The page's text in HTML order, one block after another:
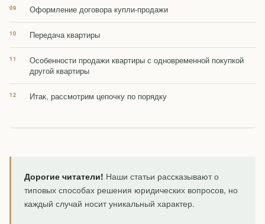
Оформление договора купли-продажи
Передача квартиры
Особенности продажи квартиры с одновременной покупкой
другой квартиры
Итак, рассмотрим цепочку по порядку
Дорогие читатели! Наши статьи рассказывают о
типовых способах решения юридических вопросов, но
каждый случай носит уникальный характер.